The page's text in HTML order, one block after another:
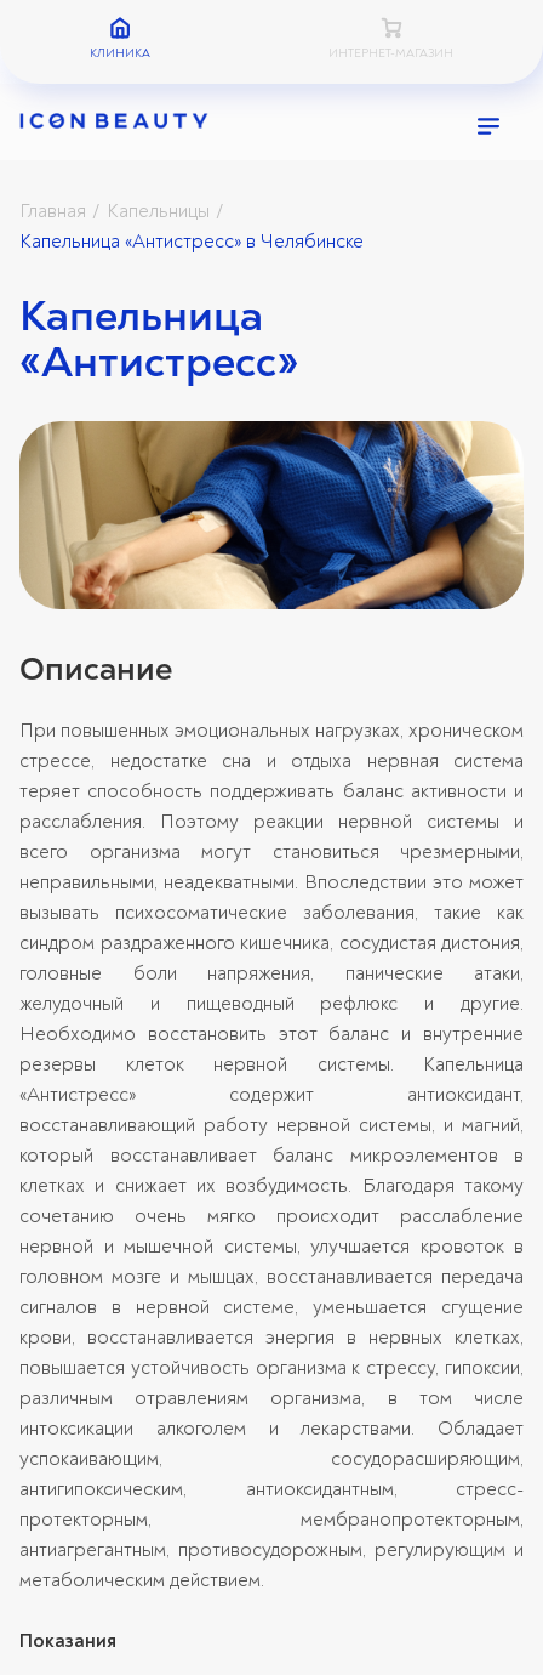
КЛИНИКА ИНТЕРНЕТ-МАГАЗИН
Главная / Капельницы /
Капельница «Антистресс» в Челябинске
Капельница
«Антистресс»
Описание
При повышенных эмоциональных нагрузках, хроническом
стрессе, недостатке сна и отдыха нервная система
теряет способность поддерживать баланс активности и
расслабления. Поэтому реакции нервной системы и
всего организма могут становиться чрезмерными,
неправильными, неадекватными. Впоследствии это может
вызывать психосоматические заболевания, такие как
синдром раздраженного кишечника, сосудистая дистония,
головные боли напряжения, панические атаки,
желудочный и пищеводный рефлюкс и другие.
Необходимо восстановить этот баланс и внутренние
резервы клеток нервной системы. Капельница
«Антистресс» содержит антиоксидант,
восстанавливающий работу нервной системы, и магний,
который восстанавливает баланс микроэлементов в
клетках и снижает их возбудимость. Благодаря такому
сочетанию очень мягко происходит расслабление
нервной и мышечной системы, улучшается кровоток в
головном мозге и мышцах, восстанавливается передача
сигналов в нервной системе, уменьшается сгущение
крови, восстанавливается энергия в нервных клетках,
повышается устойчивость организма к стрессу, гипоксии,
различным отравлениям организма, в том числе
интоксикации алкоголем и лекарствами. Обладает
успокаивающим, сосудорасширяющим,
антигипоксическим, антиоксидантным, стресс-
протекторным, мембранопротекторным,
антиагрегантным, противосудорожным, регулирующим и
метаболическим действием.
Показания